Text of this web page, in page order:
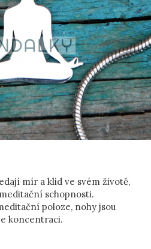
mír a klid ve svém životě,
schopnosti.
poloze, nohy jsou
koncentraci.